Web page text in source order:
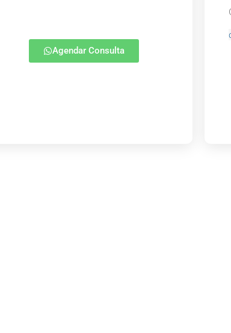
Agendar Consulta